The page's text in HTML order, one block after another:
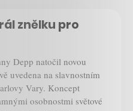
znělku pro
Depp natočil novou
uvedena na slavnostním
Vary. Koncept
osobnostmi světové